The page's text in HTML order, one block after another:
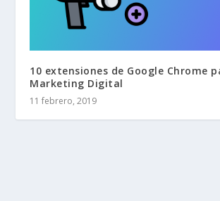
10 extensiones de Google Chrome
Marketing Digital
11 febrero, 2019